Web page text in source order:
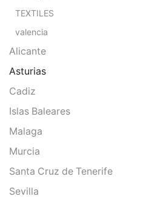
TEXTILES
valencia
Alicante
Asturias
Cadiz
Islas Baleares
Malaga
Murcia
Santa Cruz de Tenerife
Sevilla